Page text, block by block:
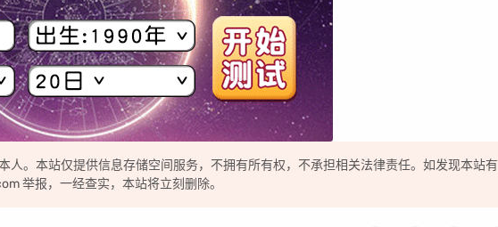
。本站仅提供信息存储空间服务，不拥有所有权，不承担相关法律责任。如发现本站有
举报，一经查实，本站将立刻删除。